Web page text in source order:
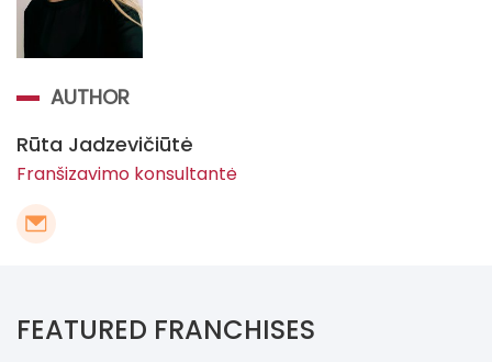
AUTHOR
Rūta Jadzevičiūtė
Franšizavimo konsultantė
FEATURED FRANCHISES